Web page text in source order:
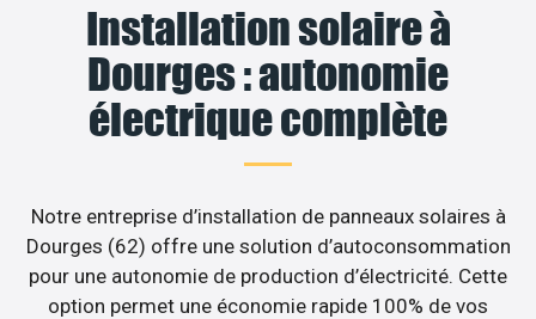
Installation solaire à
Dourges : autonomie
électrique complète
Notre entreprise d’installation de panneaux solaires à
Dourges (62) offre une solution d’autoconsommation
pour une autonomie de production d’électricité. Cette
option permet une économie rapide 100% de vos